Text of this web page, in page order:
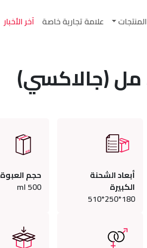
المنتجات علامة تجارية خاصة آخر الأخبار
أبعاد الشحنة
الكبيرة
180*250*510
حجم العبوة
500
ml